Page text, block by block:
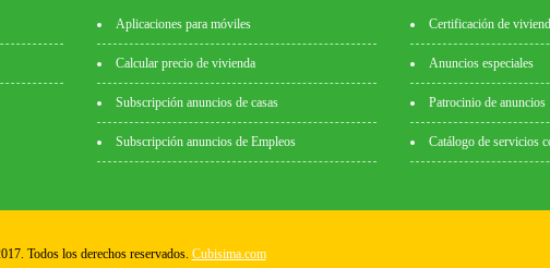
Aplicaciones para móviles
Calcular precio de vivienda
Subscripción anuncios de casas
Subscripción anuncios de Empleos
Certificación de
Anuncios especiales
Patrocinio de anuncios
Catálogo de servicios
Todos los derechos reservados. Cubisima.com